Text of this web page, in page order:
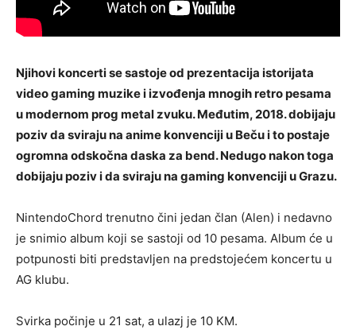
Njihovi koncerti se sastoje od prezentacija istorijata
video gaming muzike i izvođenja mnogih retro pesama
u modernom prog metal zvuku. Međutim, 2018. dobijaju
poziv da sviraju na anime konvenciji u Beču i to postaje
ogromna odskočna daska za bend. Nedugo nakon toga
dobijaju poziv i da sviraju na gaming konvenciji u Grazu.
NintendoChord trenutno čini jedan član (Alen) i nedavno
je snimio album koji se sastoji od 10 pesama. Album će u
potpunosti biti predstavljen na predstojećem koncertu u
AG klubu.
Svirka počinje u 21 sat, a ulazj je 10 KM.